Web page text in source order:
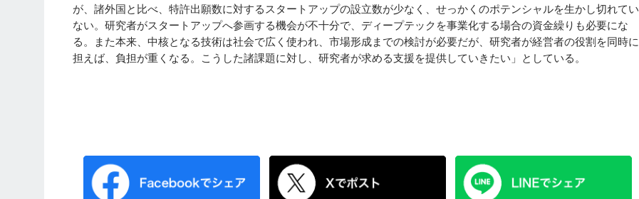
が、諸外国と比べ、特許出願数に対するスタートアップの設立数が少なく、せっかくのポテンシャルを生かし切れてい
ない。研究者がスタートアップへ参画する機会が不十分で、ディープテックを事業化する場合の資金繰りも必要にな
る。また本来、中核となる技術は社会で広く使われ、市場形成までの検討が必要だが、研究者が経営者の役割を同時に
担えば、負担が重くなる。こうした諸課題に対し、研究者が求める支援を提供していきたい」としている。